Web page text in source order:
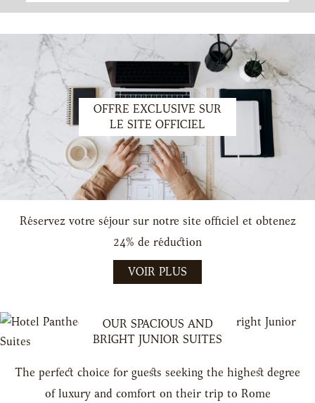
OFFRE EXCLUSIVE SUR
LE SITE OFFICIEL
Réservez votre séjour sur notre site officiel et obtenez
24% de réduction
VOIR PLUS
OUR SPACIOUS AND
BRIGHT JUNIOR SUITES
The perfect choice for guests seeking the highest degree
of luxury and comfort on their trip to Rome